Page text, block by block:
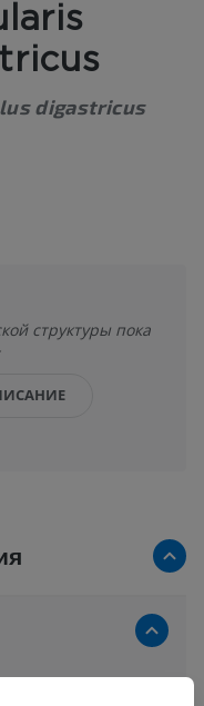
digastricus
структуры пока